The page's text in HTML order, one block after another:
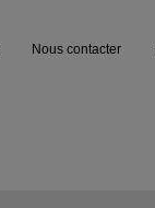
Nous contacter